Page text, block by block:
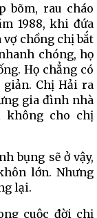
bõm, rau cháo
1988, khi đứa
chồng chị bắt
chóng, họ
Họ chẳng có
Chị Hải ra
gia đình nhà
không cho chị
bụng sẽ ở vậy,
lớn. Nhưng
lại.
cuộc đời chị